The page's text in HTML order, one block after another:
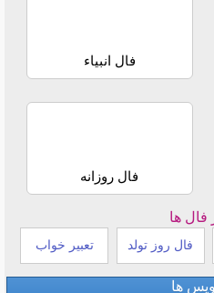
فال انبیاء
فال روزانه
فال ها
فال روز تولد تعبیر خواب
ها